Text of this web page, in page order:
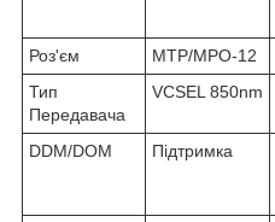
Роз'єм MTP/MPO-12
Тип
Передавача
VCSEL 850nm
DDM/DOM Підтримка